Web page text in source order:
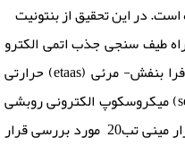
در این تحقیق از بنتونیت
طیف سنجی جذب اتمی الکترو
حرارتی (etaas) و طیف سنجی فرا بنفش- مرئی (uv-vis) استفاده شد. مورفولوژی نمونه های بنتونیت با استفاده از آنالیزهای xrd، ftir و
میکروسکوپ الکترونی روبشی (sem) مورد بررسی قرار گرفت. برای غربالگری اهمیت نسبی متغیرها، پارامترهایی از جمله ph، زمان جذب،
مقدار جاذب، حجم حلال واجذب و سرعت همزدن با استفاده از طراحی پلاکت -بورمن با استفاده از نرم افزار مینی تب20 مورد بررسی قرار